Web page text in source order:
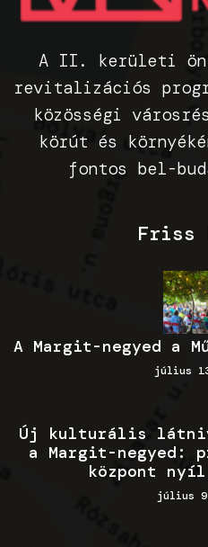
A II. kerületi
revitalizációs
közösségi
körút és
fontos bel-
Friss
A Margit-negyed a
július
Új kulturális
a Margit-
központ
július